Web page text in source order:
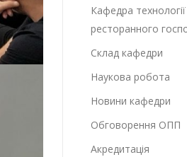
Кафедра технології
ресторанного
Склад кафедри
Наукова робота
Новини кафедри
Обговорення ОПП
Акредитація